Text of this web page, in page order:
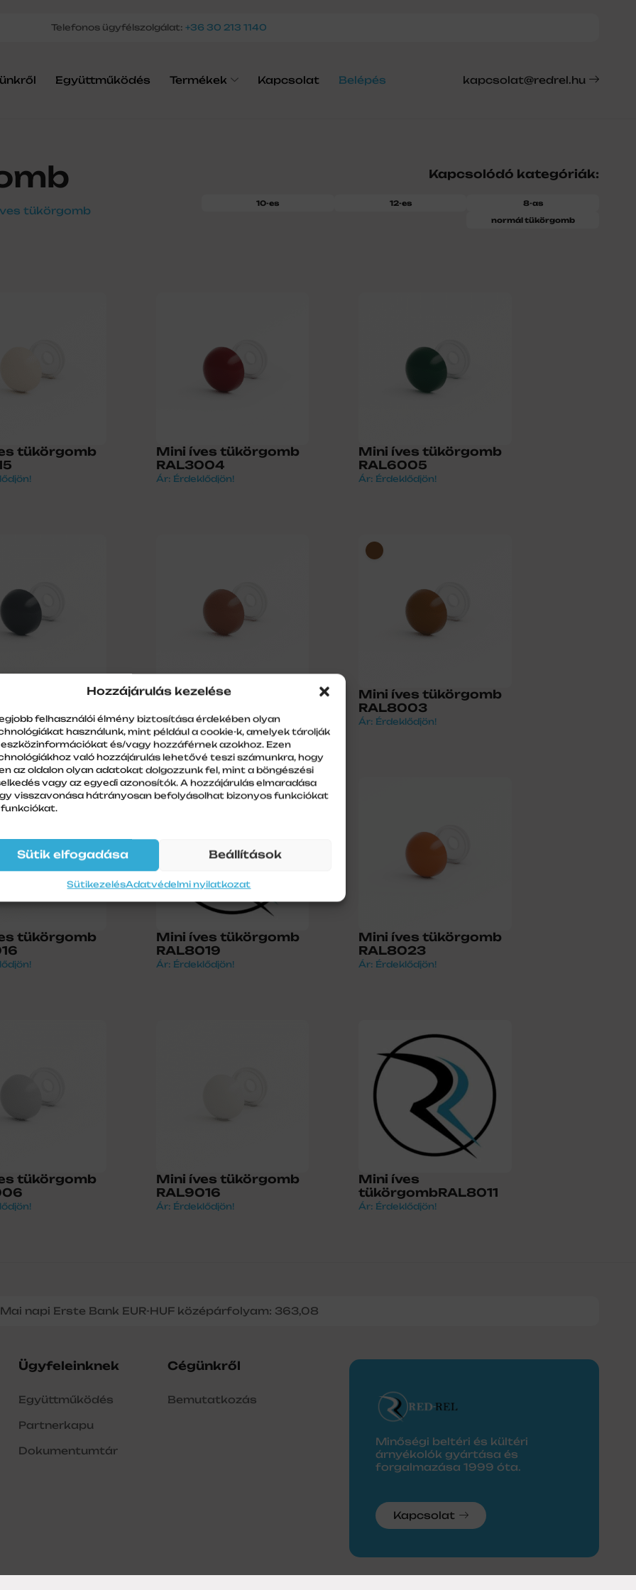
Hozzájárulás kezelése
felhasználói élmény biztosítása érdekében olyan
használunk, mint például a cookie-k, amelyek tárolják
és/vagy hozzáférnek azokhoz. Ezen
való hozzájárulás lehetővé teszi számunkra, hogy
az oldalon olyan adatokat dolgozzunk fel, mint a böngészési
vagy az egyedi azonosítók. A hozzájárulás elmaradása
visszavonása hátrányosan befolyásolhat bizonyos funkciókat
funkciókat.
Sütik elfogadása Beállítások
SütikezelésAdatvédelmi nyilatkozat
Telefonos ügyfélszolgálat: +36 30 213 1140
Együttműködés Termékek Kapcsolat Belépés kapcsolat@redrel.hu
tükörgomb
Kapcsolódó kategóriák:
10-es 12-es
8-as
normál tükörgomb
tükörgomb
Mini íves tükörgomb
RAL3004
Ár: Érdeklődjön!
Mini íves tükörgomb
RAL6005
Ár: Érdeklődjön!
tükörgomb
Mini íves tükörgomb
Ár: Érdeklődjön!
Mini íves tükörgomb
RAL8003
Ár: Érdeklődjön!
tükörgomb
Mini íves tükörgomb
RAL8019
Ár: Érdeklődjön!
Mini íves tükörgomb
RAL8023
Ár: Érdeklődjön!
tükörgomb
Mini íves tükörgomb
RAL9016
Ár: Érdeklődjön!
Mini íves
tükörgombRAL8011
Ár: Érdeklődjön!
Mai napi Erste Bank EUR-HUF középárfolyam: 363,08
Ügyfeleinknek
Együttműködés
Partnerkapu
Dokumentumtár
Cégünkről
Bemutatkozás
Minőségi beltéri és kültéri
árnyékolók gyártása és
forgalmazása 1999 óta.
Kapcsolat